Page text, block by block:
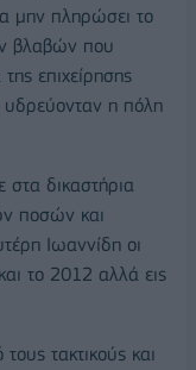
μην πληρώσει το
βλαβών που
επιχείρησης
η πόλη
δικαστήρια
ποσών και
Ιωαννίδη οι
το 2012 αλλά εις
τακτικούς και